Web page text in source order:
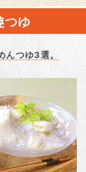
つゆ
んつゆ3選。